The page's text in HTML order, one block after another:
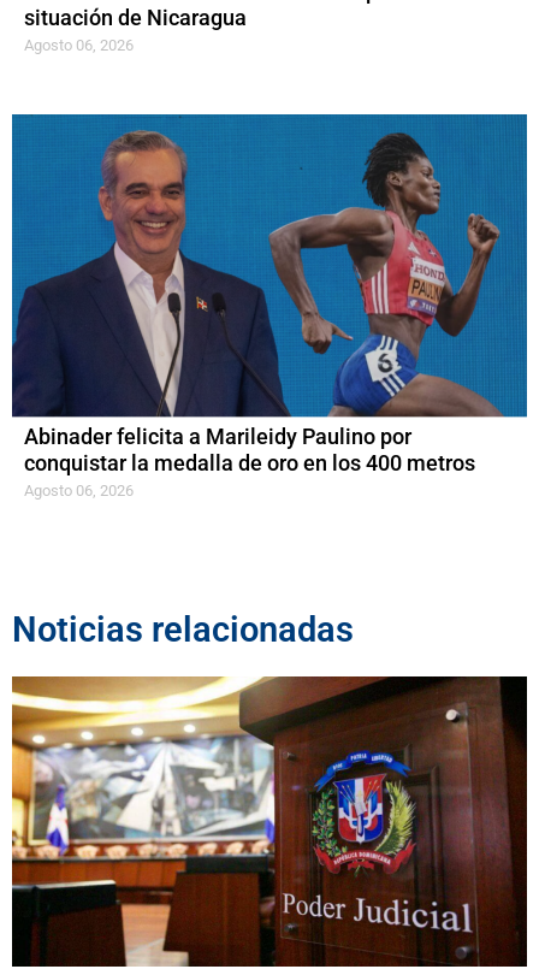
situación de Nicaragua
Agosto 06, 2026
Abinader felicita a Marileidy Paulino por
conquistar la medalla de oro en los 400 metros
Agosto 06, 2026
Noticias relacionadas